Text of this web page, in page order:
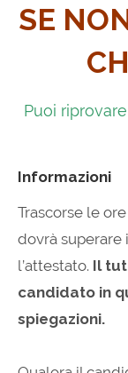
SE
Puoi
Informazioni
Trascorse le
dovrà
l’attestato. Il
candidato in
spiegazioni.